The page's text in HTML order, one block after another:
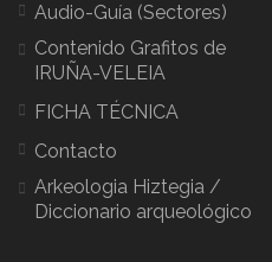
Audio-Guía (Sectores)
Contenido Grafitos de
IRUÑA-VELEIA
FICHA TÉCNICA
Contacto
Arkeologia Hiztegia /
Diccionario arqueológico